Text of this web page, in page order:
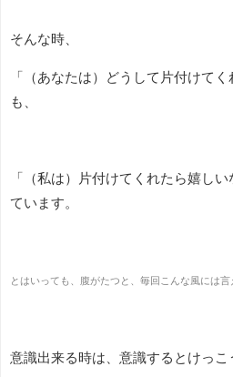
そんな時、
「（あなたは）どうして片付けて
も、
「（私は）片付けてくれたら嬉し
ています。
とはいっても、腹がたつと、毎回こんな風には
意識出来る時は、意識するとけっこ